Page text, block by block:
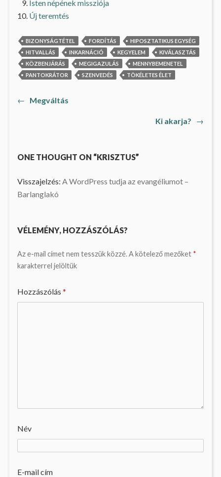
Isten népének missziója
Új teremtés
BIZONYSÁGTÉTEL FORDÍTÁS
HIPOSZTATIKUS EGYSÉG
HITVALLÁS
INKARNÁCIÓ KEGYELEM
KIVÁLASZTÁS
KÖZBENJÁRÁS
MEGIGAZULÁS
MENNYBEMENETEL
PANTOKRÁTOR
SZENVEDÉS TÖKÉLETES ÉLET
Bejegyzés
←
Previous
Megváltás
Ki akarja? Next
→
ONE THOUGHT ON “KRISZTUS”
Visszajelzés: A WordPress tudja az evangéliumot –
Barlanglakó
VÉLEMÉNY, HOZZÁSZÓLÁS?
Az e-mail címet nem tesszük közzé.A kötelező mezőket *
karakterrel jelöltük
Hozzászólás *
Név
E-mail cím